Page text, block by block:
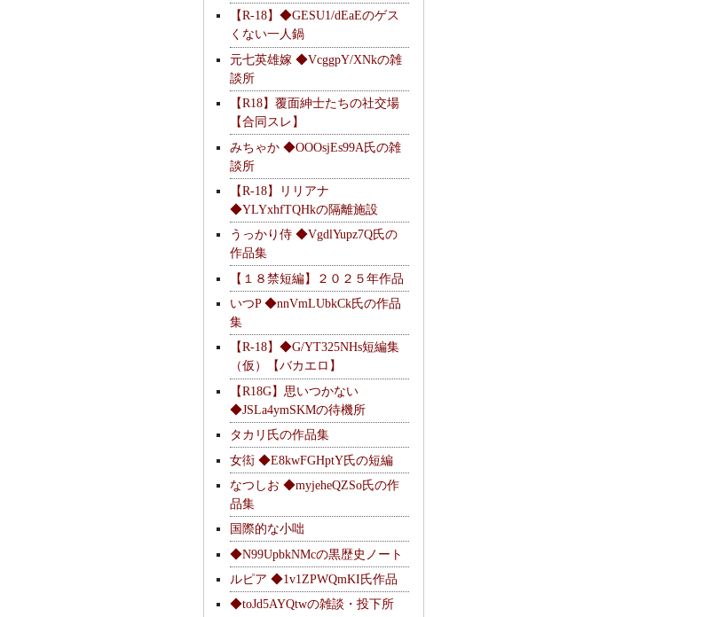
【R-18】◆GESU1/dEaEのゲス
くない一人鍋
元七英雄嫁 ◆VcggpY/XNkの雑
談所
【R18】覆面紳士たちの社交場
【合同スレ】
みちゃか ◆OOOsjEs99A氏の雑
談所
【R-18】リリアナ
◆YLYxhfTQHkの隔離施設
うっかり侍 ◆VgdlYupz7Q氏の
作品集
【１８禁短編】２０２５年作品
いつP ◆nnVmLUbkCk氏の作品
集
【R-18】◆G/YT325NHs短編集
（仮）【バカエロ】
【R18G】思いつかない
◆JSLa4ymSKMの待機所
タカリ氏の作品集
女衒 ◆E8kwFGHptY氏の短編
なつしお ◆myjeheQZSo氏の作
品集
国際的な小咄
◆N99UpbkNMcの黒歴史ノート
ルピア ◆1v1ZPWQmKI氏作品
◆toJd5AYQtwの雑談・投下所